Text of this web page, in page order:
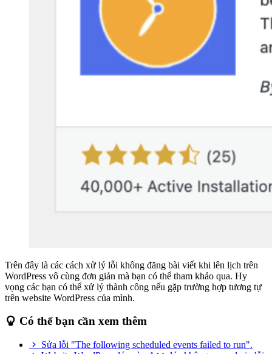
Trên đây là các cách xử lý lỗi không đăng bài viết khi lên lịch trên
WordPress vô cùng đơn giản mà bạn có thể tham khảo qua. Hy
vọng các bạn có thể xử lý thành công nếu gặp trường hợp tương tự
trên website WordPress của mình.
Có thể bạn cần xem thêm
Sửa lỗi "The following scheduled events failed to run".